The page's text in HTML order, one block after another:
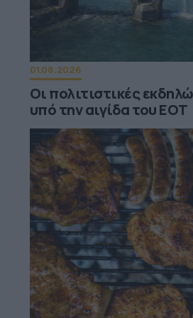
01.08.2026
Οι πολιτιστικές
υπό την αιγίδα του ΕΟΤ